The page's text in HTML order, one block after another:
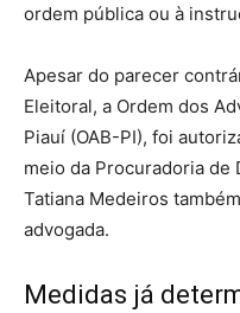
ordem pública ou à
Apesar do parecer
Eleitoral, a Ordem dos
Piauí (OAB-PI), foi
meio da Procuradoria de
Tatiana Medeiros
advogada.
Medidas já